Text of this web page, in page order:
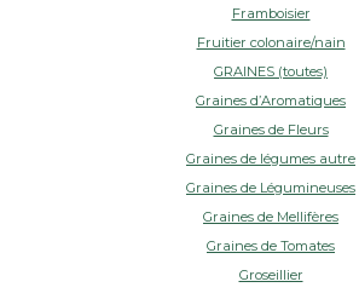
Framboisier
Fruitier colonaire/nain
GRAINES (toutes)
Graines d’Aromatiques
Graines de Fleurs
Graines de légumes autre
Graines de Légumineuses
Graines de Mellifères
Graines de Tomates
Groseillier